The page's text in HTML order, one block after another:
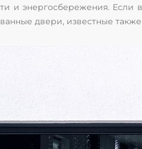
и энергосбережения.
двери, известные также